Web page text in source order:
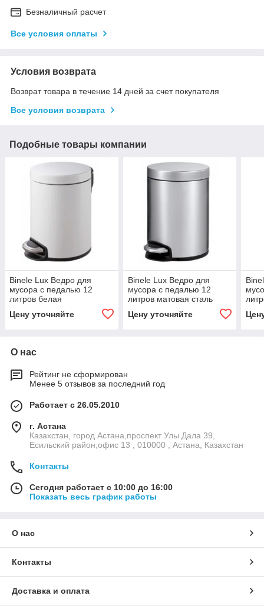
Безналичный расчет
Все условия оплаты
Условия возврата
Возврат товара в течение 14 дней за счет покупателя
Все условия возврата
Подобные товары компании
Binele Lux Ведро для
мусора с педалью 12
литров белая
Цену уточняйте
Binele Lux Ведро для
мусора с педалью 12
литров матовая сталь
Цену уточняйте
О нас
Рейтинг не сформирован
Менее 5 отзывов за последний год
Работает с 26.05.2010
г. Астана
Казахстан, город Астана,проспект Улы Дала 39,
Есильский район,офис 13 , 010000 , Астана, Казахстан
Контакты
Сегодня работает с 10:00 до 16:00
Показать весь график работы
О нас
Контакты
Доставка и оплата